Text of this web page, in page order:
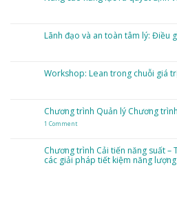
Nâng
cao
định
với
thời
đại
AI
Lãnh đạo và an toàn tâm lý: Điều
Lãnh
đạo
lý:
Điều
gì
dám
nói
thật?
Workshop: Lean trong chuỗi giá
Workshop:
Lean
trong
chuỗi
toàn
tổ
chức
Chương trình Quản lý Chương
1 Commenton
lý
Chương
trình
Chương trình Cải tiến năng suất
các giải pháp tiết kiệm năng lượng